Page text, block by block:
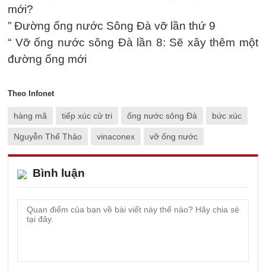
mới?
” Đường ống nước Sông Đà vỡ lần thứ 9
“ Vỡ ống nước sông Đà lần 8: Sẽ xây thêm một
đường ống mới
Theo Infonet
hàng mã tiếp xúc cử tri ống nước sông Đà bức xúc
Nguyễn Thế Thảo vinaconex vỡ ống nước
Bình luận